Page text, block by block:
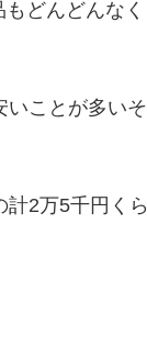
どんどんなく
いことが多いそ
2万5千円くら